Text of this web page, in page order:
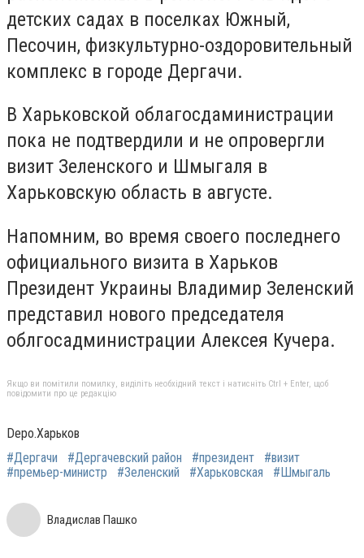
детских садах в поселках Южный,
Песочин, физкультурно-оздоровительный
комплекс в городе Дергачи.
В Харьковской облагосдаминистрации
пока не подтвердили и не опровергли
визит Зеленского и Шмыгаля в
Харьковскую область в августе.
Напомним, во время своего последнего
официального визита в Харьков
Президент Украины Владимир Зеленский
представил нового председателя
облгосадминистрации Алексея Кучера.
Якщо ви помітили помилку, виділіть необхідний текст і натисніть Ctrl + Enter, щоб
повідомити про це редакцію
Depo.Харьков
#Дергачи
#Дергачевский район #президент
#визит
#премьер-министр
#Зеленский #Харьковская #Шмыгаль
Владислав Пашко